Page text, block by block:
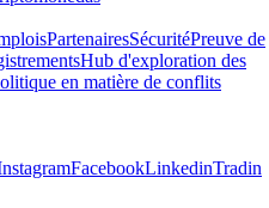
PartenairesSécuritéPreuve de
Hub d'exploration des
en matière de conflits
FacebookLinkedinTradin